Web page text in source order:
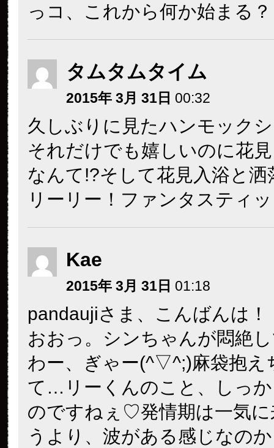
っコ、これから何か始まる？
タムタムタイム
2015年 3月 31日 00:32
久しぶりに見たハンモック
それだけでも嬉しいのに花
なんて!?そして花見入浴と洒
リーリー！ファンタスティ
Kae
2015年 3月 31日 01:18
pandaujiさま、こんばんは！
おおっ。シンちゃんが悶絶
わー、ぎゃー(^▽^;)麻袋抱え
て…リーくんのこと、しっ
のですねぇ♡発情期は一気
うより、波がある感じなの